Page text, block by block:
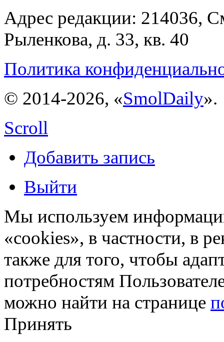
Адрес редакции: 214036,
Рыленкова, д. 33, кв. 40
Политика
© 2014-2026, «SmolDaily».
Scroll
Добавить запись
Выйти
Мы используем
«cookies», в частности, в
также для того, чтобы
потребностям
можно найти на странице
Принять